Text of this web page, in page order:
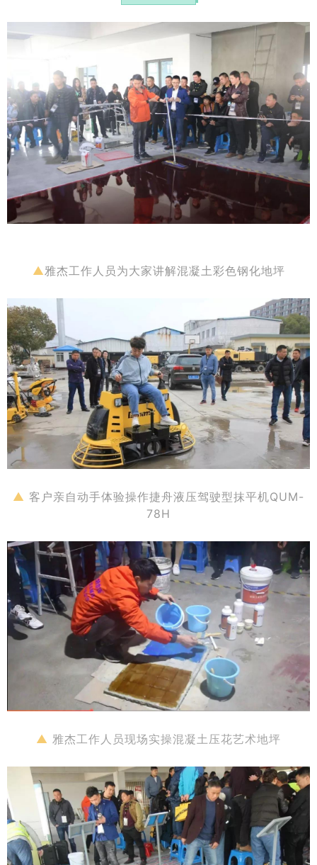
▲雅杰工作人员为大家讲解混凝土彩色钢化地坪
▲ 客户亲自动手体验操作捷舟液压驾驶型抹平机QUM-
78H
▲ 雅杰工作人员现场实操混凝土压花艺术地坪